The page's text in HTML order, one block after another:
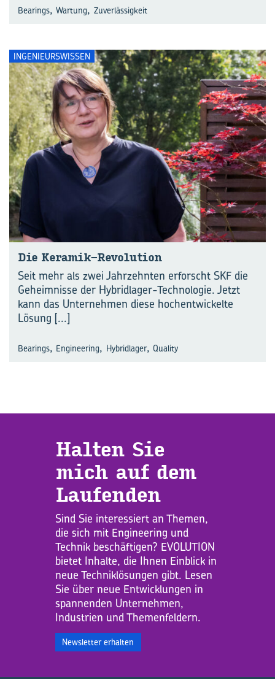
Bearings, Wartung, Zuverlässigkeit
INGENIEURSWISSEN
Die Keramik-​Revolution
Seit mehr als zwei Jahrzehnten erforscht SKF die
Geheimnisse der Hybridlager-Technologie. Jetzt
kann das Unternehmen diese hochentwickelte
Lösung [...]
Bearings, Engineering, Hybridlager, Quality
Hal­ten Sie
mich auf dem
Lau­fen­den
Sind Sie interessiert an Themen,
die sich mit Engineering und
Technik beschäftigen? EVOLUTION
bietet Inhalte, die Ihnen Einblick in
neue Techniklösungen gibt. Lesen
Sie über neue Entwicklungen in
spannenden Unternehmen,
Industrien und Themenfeldern.
Newsletter erhalten